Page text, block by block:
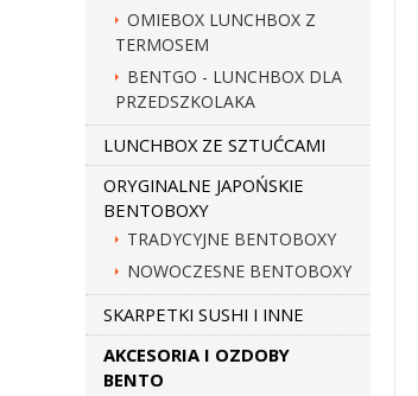
OMIEBOX LUNCHBOX Z
TERMOSEM
BENTGO - LUNCHBOX DLA
PRZEDSZKOLAKA
LUNCHBOX ZE SZTUĆCAMI
ORYGINALNE JAPOŃSKIE
BENTOBOXY
TRADYCYJNE BENTOBOXY
NOWOCZESNE BENTOBOXY
SKARPETKI SUSHI I INNE
AKCESORIA I OZDOBY
BENTO